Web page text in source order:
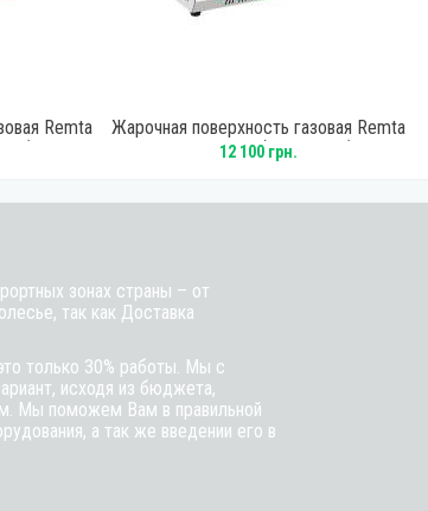
Remta
Жарочная поверхность газовая Remta
R70 TZ LPG (R70CET0Z)
12 100 грн.
зонах страны – от
так как Доставка
только 30% работы. Мы с
исходя из бюджета,
Мы поможем Вам в правильной
а так же введении его в